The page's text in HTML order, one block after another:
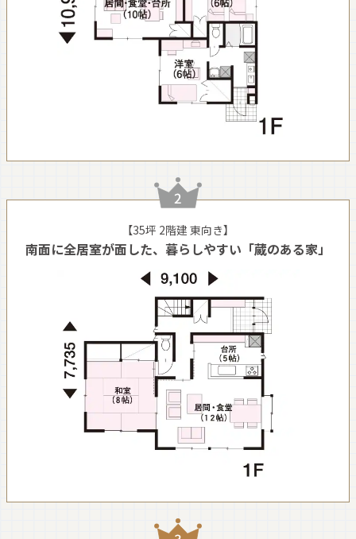
【35坪 2階建 東向き】
南面に全居室が面した、暮らしやすい「蔵のある家」